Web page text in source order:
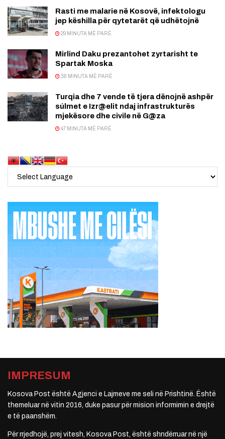
Rasti me malarie në Kosovë, infektologu
jep këshilla për qytetarët që udhëtojnë
29 MINUTA MË PARË
Mirlind Daku prezantohet zyrtarisht te
Spartak Moska
38 MINUTA MË PARË
Turqia dhe 7 vende të tjera dënojnë ashpër
súlmet e Izr@elit ndaj infrastrukturës
mjekësore dhe civile në G@za
47 MINUTA MË PARË
IMPRESUM
Kosova Post është Agjenci e Lajmeve me seli në Prishtinë. Është
themeluar në vitin 2016, duke pasur për mision informimin e drejtë
e të paanshëm.
Për rrjedhojë, prej vitesh, Kosova Post, është shndërruar në një